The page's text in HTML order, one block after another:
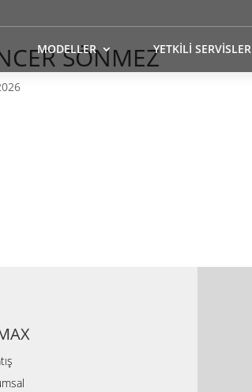
MODELLER YETKİLİ SERVİSLER
SÖNMEZ